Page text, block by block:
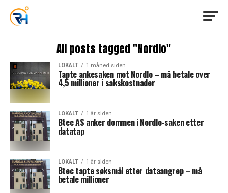
All posts tagged "Nordlo"
LOKALT 1 måned siden
Tapte ankesaken mot Nordlo – må betale over
4,5 millioner i sakskostnader
LOKALT 1 år siden
Btec AS anker dommen i Nordlo-saken etter
datatap
LOKALT 1 år siden
Btec tapte søksmål etter dataangrep – må
betale millioner